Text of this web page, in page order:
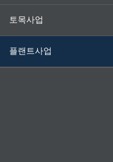
토목사업
플랜트사업